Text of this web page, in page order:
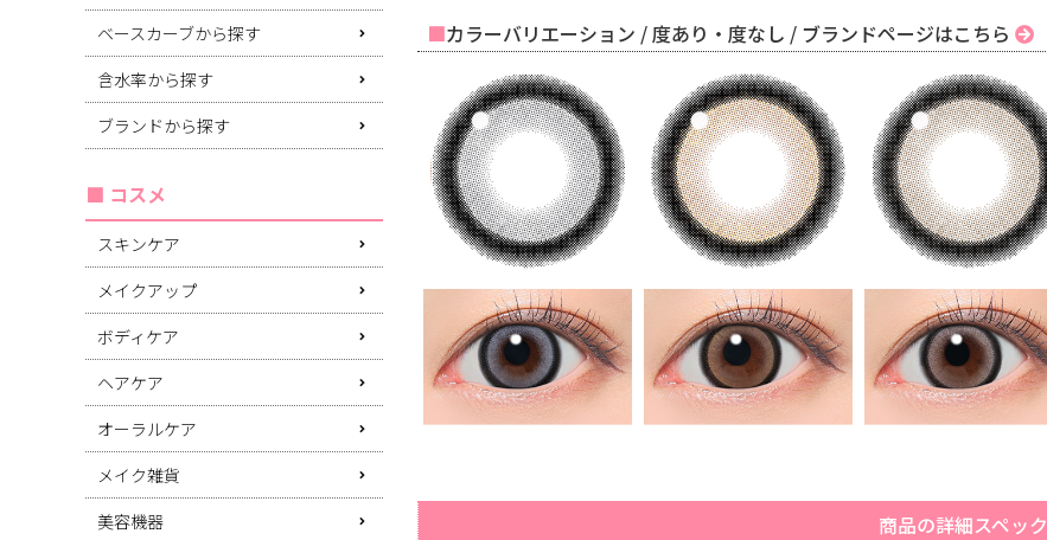
ベースカーブから探す
含水率から探す
ブランドから探す
コスメ
スキンケア
メイクアップ
ボディケア
ヘアケア
オーラルケア
メイク雑貨
美容機器
カラーバリエーション / 度あり・度なし / ブランドページはこちら
商品の詳細スペック